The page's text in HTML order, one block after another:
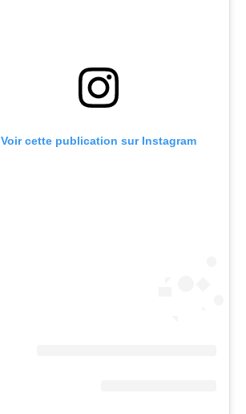
Voir cette publication sur Instagram